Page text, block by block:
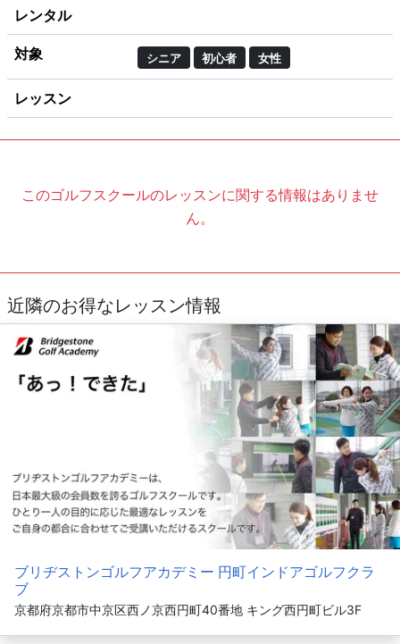
レンタル
対象 シニア 初心者 女性
レッスン
このゴルフスクールのレッスンに関する情報はありませ
ん。
近隣のお得なレッスン情報
ブリヂストンゴルフアカデミー 円町インドアゴルフクラ
ブ
京都府京都市中京区西ノ京西円町40番地 キング西円町ビル3F